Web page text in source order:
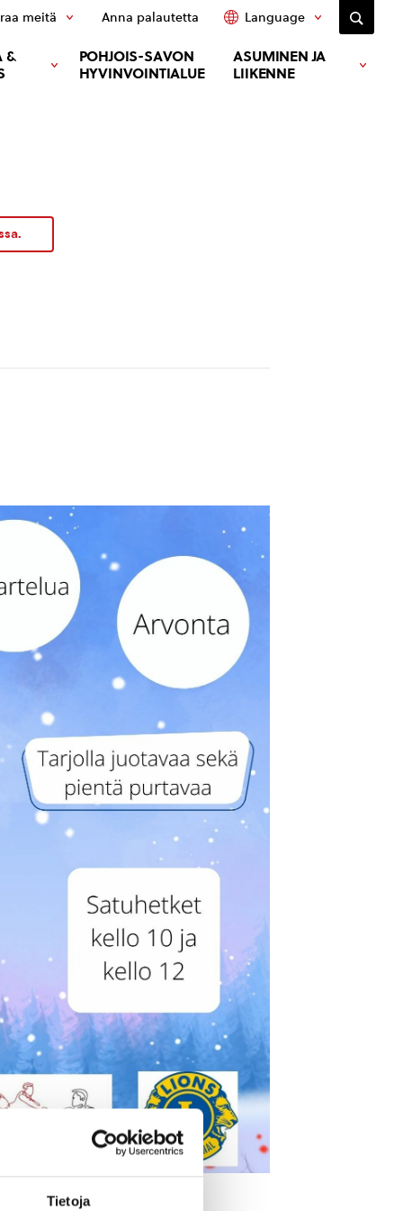
Tietoja
&
POHJOIS-SAVON
HYVINVOINTIALUE
ASUMINEN JA
LIIKENNE
meitä Anna palautetta Language